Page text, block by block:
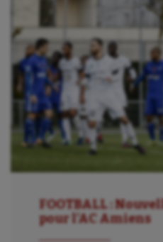
FOOTBALL :
pour l’AC Amiens